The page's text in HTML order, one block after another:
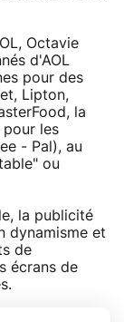
Octavie
d'AOL
pour des
Lipton,
la
pour les
- Pal), au
ou
la publicité
dynamisme et
de
écrans de